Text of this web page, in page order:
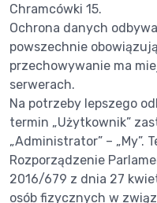
Chramcówki 15.
Ochrona danych
powszechnie
przechowywanie ma
serwerach.
Na potrzeby lepszego
termin „Użytkownik”
„Administrator” – „My”.
Rozporządzenie
2016/679 z dnia 27
osób fizycznych w